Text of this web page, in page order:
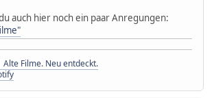
auch hier noch ein paar Anregungen:
Filme. Neu entdeckt.